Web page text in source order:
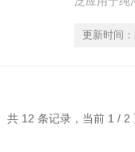
更新时间：
共 12 条记录，当前 1 /